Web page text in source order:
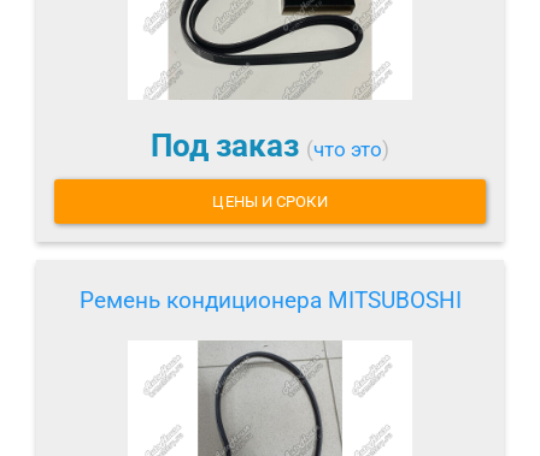
Под заказ (что это)
ЦЕНЫ И СРОКИ
Ремень кондиционера MITSUBOSHI